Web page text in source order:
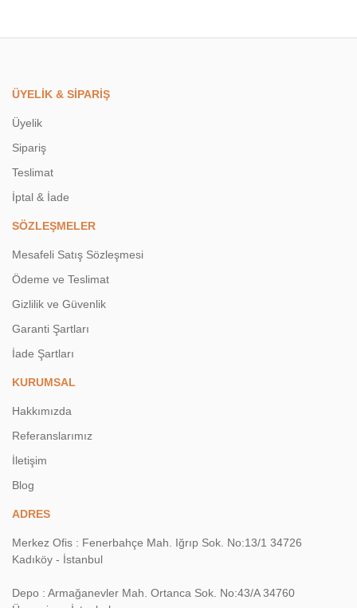
ÜYELİK & SİPARİŞ
Üyelik
Sipariş
Teslimat
İptal & İade
SÖZLEŞMELER
Mesafeli Satış Sözleşmesi
Ödeme ve Teslimat
Gizlilik ve Güvenlik
Garanti Şartları
İade Şartları
KURUMSAL
Hakkımızda
Referanslarımız
İletişim
Blog
ADRES
Merkez Ofis : Fenerbahçe Mah. Iğrıp Sok. No:13/1 34726
Kadıköy - İstanbul
Depo : Armağanevler Mah. Ortanca Sok. No:43/A 34760